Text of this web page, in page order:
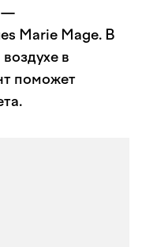
—
Marie Mage. В
в
поможет